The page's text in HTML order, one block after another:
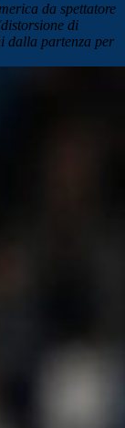
da spettatore
di
dalla partenza per